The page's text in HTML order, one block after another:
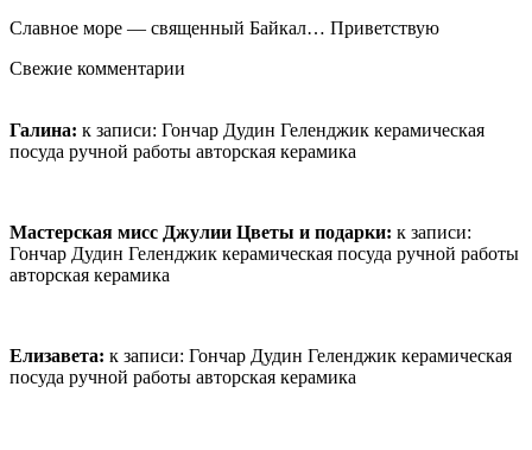
Славное море — священный Байкал… Приветствую
Свежие комментарии
Галина: к записи: Гончар Дудин Геленджик керамическая
посуда ручной работы авторская керамика
Мастерская мисс Джулии Цветы и подарки: к записи:
Гончар Дудин Геленджик керамическая посуда ручной работы
авторская керамика
Елизавета: к записи: Гончар Дудин Геленджик керамическая
посуда ручной работы авторская керамика